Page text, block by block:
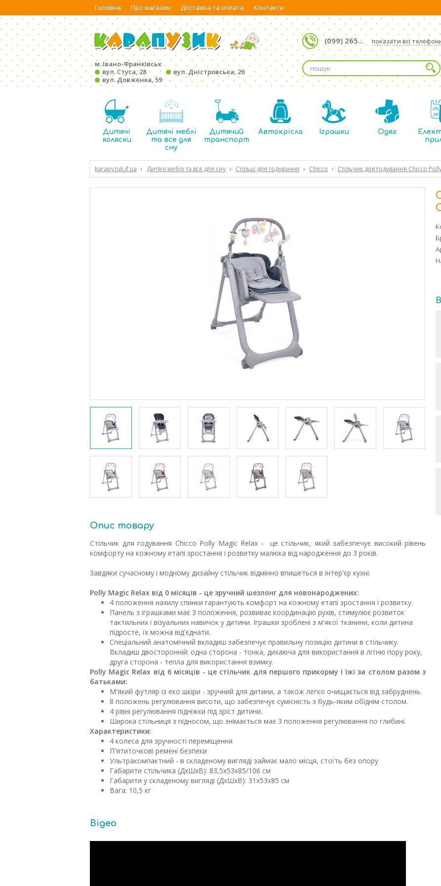
Головна Про магазин Доставка та оплата Контакти
м. Івано-Франківськ
вул. Стуса, 28
вул. Дністровська, 26
вул. Довженка, 59
(099) 265... показати всі
Дитячі
коляски
Дитячі меблі
та все для
сну
Дитячий
транспорт
Автокрісла Іграшки Одяг
karapyzuk.if.ua › Дитячі меблі та все для сну › Стільці для годування › Chicco › Стільчик для годування Chicco
Опис товару
Стільчик для годування Chicco Polly Magic Relax - це стільчик, який забезпечує високий рівень
комфорту на кожному етапі зростання і розвитку малюка від народження до 3 років.
Завдяки сучасному і модному дизайну стільчик відмінно впишеться в інтер'єр кухні.
Polly Magic Relax від 0 місяців - це зручний шезлонг для новонароджених:
4 положення нахилу спинки гарантують комфорт на кожному етапі зростання і розвитку.
Панель з іграшками має 3 положення, розвиває координацію рухів, стимулює розвиток
тактильних і візуальних навичок у дитини. Іграшки зроблені з м'якої тканини, коли дитина
підросте, їх можна від'єднати.
Спеціальний анатомічний вкладиш забезпечує правильну позицію дитини в стільчику.
Вкладиш двосторонній: одна сторона - тонка, дихаюча для використання в літню пору року,
друга сторона - тепла для використання взимку.
Polly Magic Relax від 6 місяців - це стільчик для першого прикорму і їжі за столом разом з
батьками:
М'який футляр із еко шкіри - зручний для дитини, а також легко очищається від забруднень.
8 положень регулювання висоти, що забезпечує сумісність з будь-яким обіднім столом.
4 рівні регулювання підніжки під зріст дитини.
Широка стільниця з підносом, що знімається має 3 положення регулювання по глибині.
Характеристики:
4 колеса для зручності переміщення
П'ятиточкові ремені безпеки
Ультракомпактний - в складеному вигляді займає мало місця, стоїть без опору
Габарити стільчика (ДхШхВ): 83,5х53х85/106 см
Габарити у складеному вигляді (ДхШхВ): 31х53х85 см
Вага: 10,5 кг
Відео